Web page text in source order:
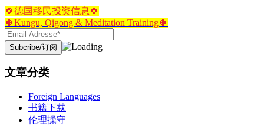
🍀德国移民投资信息🍀
🍀Kungu, Qigong & Meditation Training🍀
文章分类
Foreign Languages
书籍下载
伦理操守